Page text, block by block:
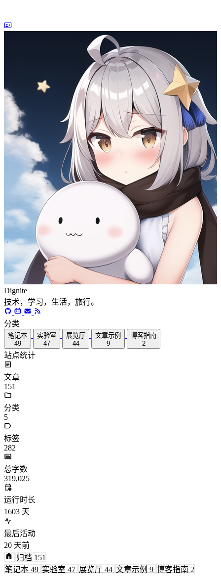
Dignite
技术，学习，生活，旅行。
分类
笔记本
49
实验室
47
展览厅
44
文章示例
9
博客指南
2
站点统计
文章
151
分类
5
标签
282
总字数
319,025
运行时长
1603 天
最后活动
20 天前
归档 151
笔记本 49 实验室 47 展览厅 44 文章示例 9 博客指南 2